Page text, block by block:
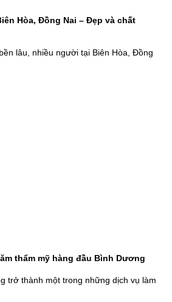
Hòa, Đồng Nai – Đẹp và chất
lâu, nhiều người tại Biên Hòa, Đồng
thẩm mỹ hàng đầu Bình Dương
trở thành một trong những dịch vụ làm